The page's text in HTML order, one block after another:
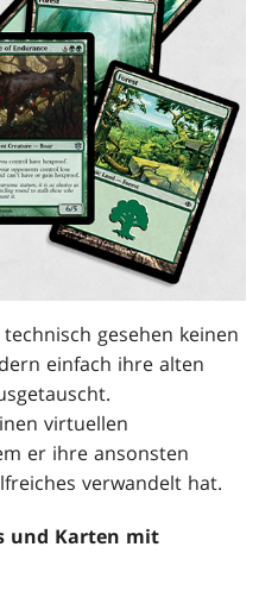
technisch gesehen keinen
einfach ihre alten
virtuellen
er ihre ansonsten
verwandelt hat.
und Karten mit